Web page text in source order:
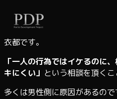
を
キ
ッ
プ
衣都です。
「一人の行為ではイケるのに
キにくい」 という相談を頂くこ
多くは男性側に原因があるの